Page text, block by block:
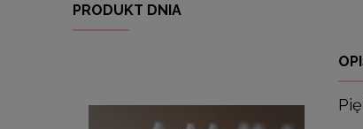
PRODUKT DNIA